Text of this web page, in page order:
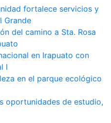
fortalece servicios y
Grande
del camino a Sta. Rosa
en Irapuato con
l
en el parque ecológico
oportunidades de estudio,